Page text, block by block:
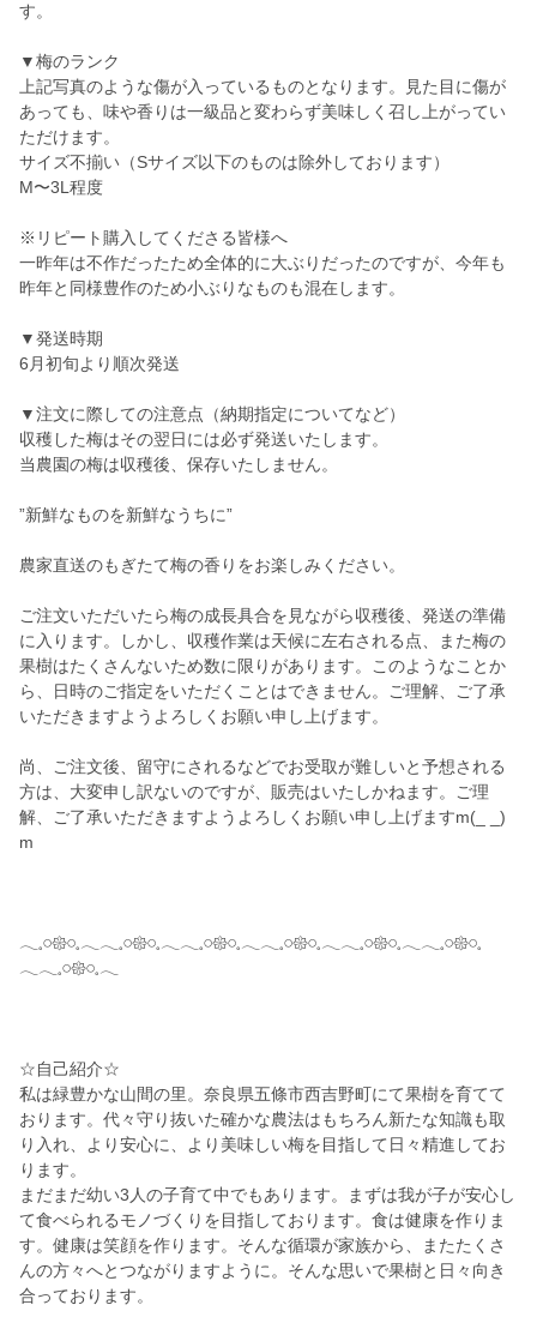
す。
▼梅のランク
上記写真のような傷が入っているものとなります。見た目に傷が
あっても、味や香りは一級品と変わらず美味しく召し上がってい
ただけます。
サイズ不揃い（Sサイズ以下のものは除外しております）
M〜3L程度
※リピート購入してくださる皆様へ
一昨年は不作だったため全体的に大ぶりだったのですが、今年も
昨年と同様豊作のため小ぶりなものも混在します。
▼発送時期
6月初旬より順次発送
▼注文に際しての注意点（納期指定についてなど）
収穫した梅はその翌日には必ず発送いたします。
当農園の梅は収穫後、保存いたしません。
”新鮮なものを新鮮なうちに”
農家直送のもぎたて梅の香りをお楽しみください。
ご注文いただいたら梅の成長具合を見ながら収穫後、発送の準備
に入ります。しかし、収穫作業は天候に左右される点、また梅の
果樹はたくさんないため数に限りがあります。このようなことか
ら、日時のご指定をいただくことはできません。ご理解、ご了承
いただきますようよろしくお願い申し上げます。
尚、ご注文後、留守にされるなどでお受取が難しいと予想される
方は、大変申し訳ないのですが、販売はいたしかねます。ご理
解、ご了承いただきますようよろしくお願い申し上げますm(_ _)
m
𓂃𓈒𓏸𑁍𓏸𓈒𓂃𓂃𓈒𓏸𑁍𓏸𓈒𓂃𓂃𓈒𓏸𑁍𓏸𓈒𓂃𓂃𓈒𓏸𑁍𓏸𓈒𓂃𓂃𓈒𓏸𑁍𓏸𓈒𓂃𓂃𓈒𓏸𑁍𓏸𓈒
𓂃𓂃𓈒𓏸𑁍𓏸𓈒𓂃
☆自己紹介☆
私は緑豊かな山間の里。奈良県五條市西吉野町にて果樹を育てて
おります。代々守り抜いた確かな農法はもちろん新たな知識も取
り入れ、より安心に、より美味しい梅を目指して日々精進してお
ります。
まだまだ幼い3人の子育て中でもあります。まずは我が子が安心し
て食べられるモノづくりを目指しております。食は健康を作りま
す。健康は笑顔を作ります。そんな循環が家族から、またたくさ
んの方々へとつながりますように。そんな思いで果樹と日々向き
合っております。